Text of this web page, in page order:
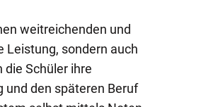
weitreichenden und
Leistung, sondern auch
Schüler ihre
und den späteren Beruf